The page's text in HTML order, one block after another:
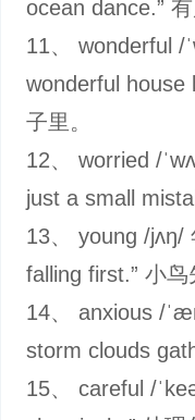
ocean dance.”
11、 wonderful /
wonderful house
子里。
12、 worried /
just a small
13、 young /jʌŋ/
falling first.” 小鸟
14、 anxious /
storm clouds
15、 careful /